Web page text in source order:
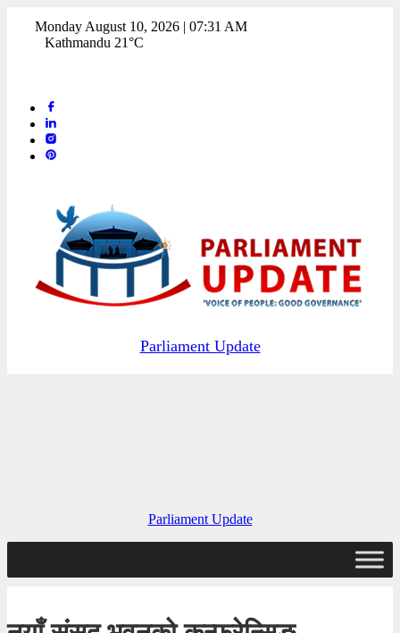
Monday August 10, 2026 | 07:31 AM
Kathmandu 21°C
Parliament Update
Parliament Update